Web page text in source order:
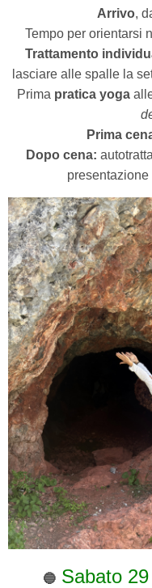
Arrivo,
Tempo per orientarsi
Trattamento
lasciare alle spalle la
Prima pratica yoga
Prima
Dopo cena:
🔵Sabato 29